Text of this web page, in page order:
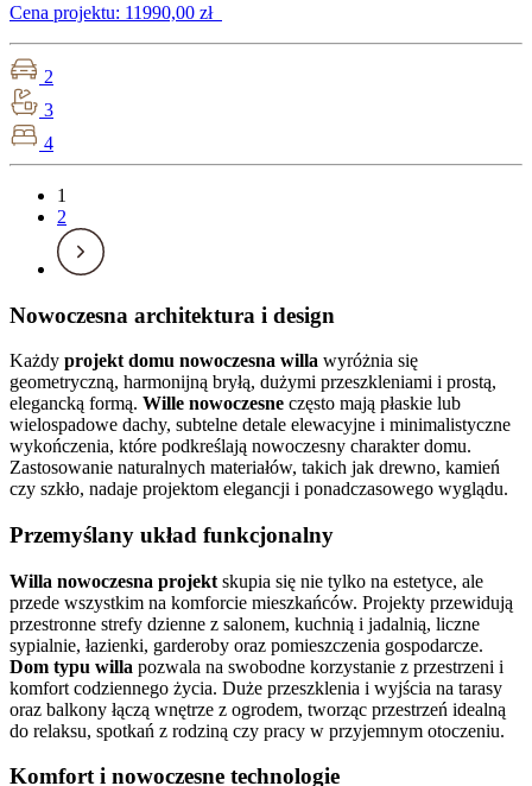
Cena projektu: 11990,00 zł
2
3
4
1
2
Nowoczesna architektura i design
Każdy projekt domu nowoczesna willa wyróżnia się
geometryczną, harmonijną bryłą, dużymi przeszkleniami i prostą,
elegancką formą. Wille nowoczesne często mają płaskie lub
wielospadowe dachy, subtelne detale elewacyjne i minimalistyczne
wykończenia, które podkreślają nowoczesny charakter domu.
Zastosowanie naturalnych materiałów, takich jak drewno, kamień
czy szkło, nadaje projektom elegancji i ponadczasowego wyglądu.
Przemyślany układ funkcjonalny
Willa nowoczesna projekt skupia się nie tylko na estetyce, ale
przede wszystkim na komforcie mieszkańców. Projekty przewidują
przestronne strefy dzienne z salonem, kuchnią i jadalnią, liczne
sypialnie, łazienki, garderoby oraz pomieszczenia gospodarcze.
Dom typu willa pozwala na swobodne korzystanie z przestrzeni i
komfort codziennego życia. Duże przeszklenia i wyjścia na tarasy
oraz balkony łączą wnętrze z ogrodem, tworząc przestrzeń idealną
do relaksu, spotkań z rodziną czy pracy w przyjemnym otoczeniu.
Komfort i nowoczesne technologie